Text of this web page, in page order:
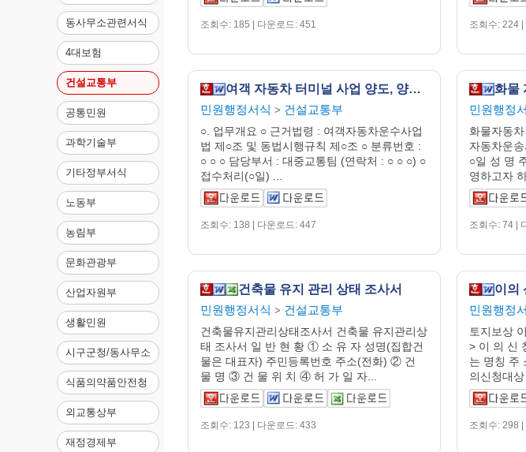
동사무소관련서식
4대보험
건설교통부
공통민원
과학기술부
기타정부서식
노동부
농림부
문화관광부
산업자원부
생활민원
시구군청/동사무소
식품의약품안전청
외교통상부
재정경제부
조회수: 185 | 다운로드: 451 조회수: 224 |
여객 자동차 터미널 사업 양도, 양수 신고서 (개정 04.2.28)
민원행정서식 > 건설교통부
○. 업무개요 ○ 근거법령 : 여객자동차운수사업
법 제○조 및 동법시행규칙 제○조 ○ 분류번호 :
○ ○ ○ 담당부서 : 대중교통팀 (연락처 : ○ ○ ○) ○
접수처리(○일) ...
조회수: 138 | 다운로드: 447
민원행정
화물자동
자동차운
○일 성 명
영하고자
조회수: 74 |
건축물 유지 관리 상태 조사서
민원행정서식 > 건설교통부
건축물유지관리상태조사서 건축물 유지관리상
태 조사서 일 반 현 황 ① 소 유 자 성명(집합건
물은 대표자) 주민등록번호 주소(전화) ② 건
물 명 ③ 건 물 위 치 ④ 허 가 일 자...
조회수: 123 | 다운로드: 433
이의
민원행정
토지보상
> 이 의 신
는 명칭 주
의신청대상
조회수: 298